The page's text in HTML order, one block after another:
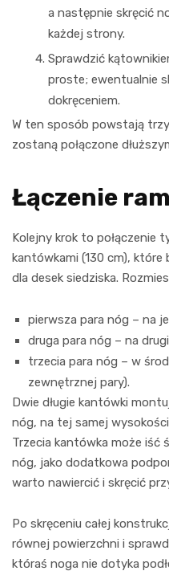
a następnie skręcić
każdej strony.
Sprawdzić
proste; ewentualnie
dokręceniem.
W ten sposób powstają
zostaną połączone
Łączenie
Kolejny krok to połączenie
kantówkami (130 cm), które
dla desek siedziska.
pierwsza para nóg – na
druga para nóg – na
trzecia para nóg – w
zewnętrznej pary).
Dwie długie kantówki
nóg, na tej samej
Trzecia kantówka może iść
nóg, jako dodatkowa
warto nawiercić i skręcić
Po skręceniu całej
równej powierzchni i
któraś noga nie dotyka